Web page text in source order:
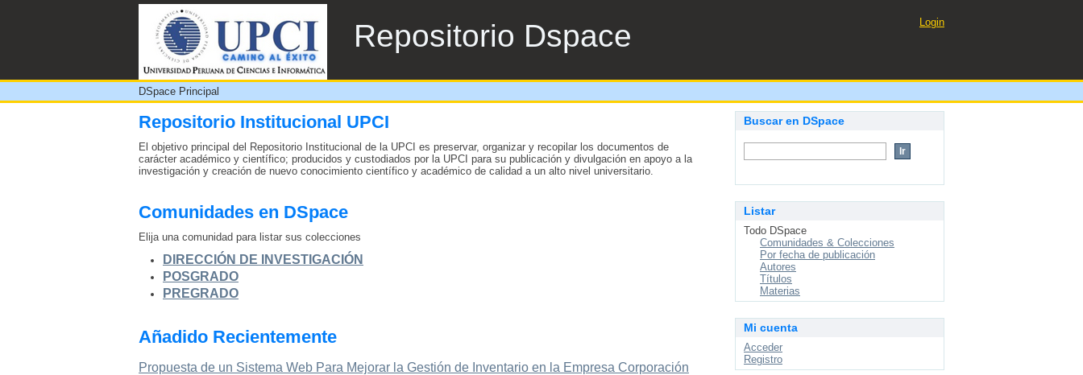
Repositorio Dspace
DSpace Principal
Login
DSpace Principal
Repositorio Institucional UPCI
El objetivo principal del Repositorio Institucional de la UPCI es preservar, organizar y recopilar los documentos de
carácter académico y científico; producidos y custodiados por la UPCI para su publicación y divulgación en apoyo a la
investigación y creación de nuevo conocimiento científico y académico de calidad a un alto nivel universitario.
Comunidades en DSpace
Elija una comunidad para listar sus colecciones
DIRECCIÓN DE INVESTIGACIÓN
POSGRADO
PREGRADO
Añadido Recientemente
Propuesta de un Sistema Web Para Mejorar la Gestión de Inventario en la Empresa Corporación
Buscar en DSpace
Listar
Todo DSpace
Comunidades & Colecciones
Por fecha de publicación
Autores
Títulos
Materias
Mi cuenta
Acceder
Registro